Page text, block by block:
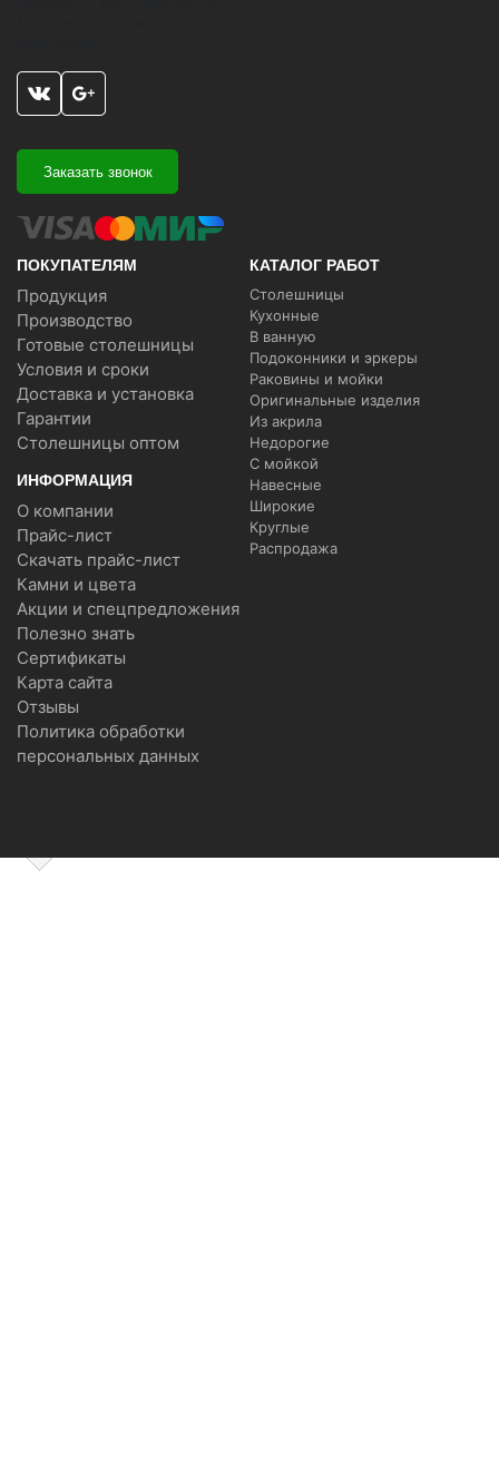
Заказать звонок
ПОКУПАТЕЛЯМ
Продукция
Производство
Готовые столешницы
Условия и сроки
Доставка и установка
Гарантии
Столешницы оптом
ИНФОРМАЦИЯ
О компании
Прайс-лист
Скачать прайс-лист
Камни и цвета
Акции и спецпредложения
Полезно знать
Сертификаты
Карта сайта
Отзывы
Политика обработки
персональных данных
КАТАЛОГ РАБОТ
Столешницы
Кухонные
В ванную
Подоконники и эркеры
Раковины и мойки
Оригинальные изделия
Из акрила
Недорогие
С мойкой
Навесные
Широкие
Круглые
Распродажа